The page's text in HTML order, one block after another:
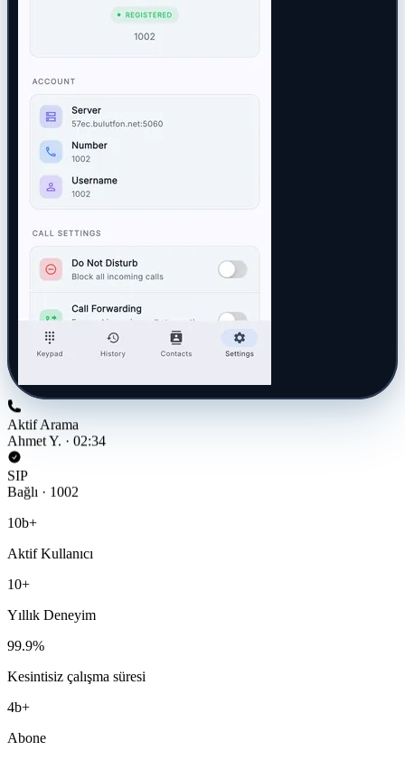
Aktif Arama
Ahmet Y. · 02:34
SIP
Bağlı · 1002
10b+
Aktif Kullanıcı
10+
Yıllık Deneyim
99.9%
Kesintisiz çalışma süresi
4b+
Abone